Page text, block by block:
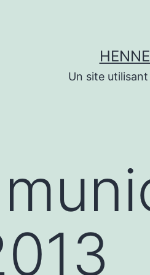
Un site